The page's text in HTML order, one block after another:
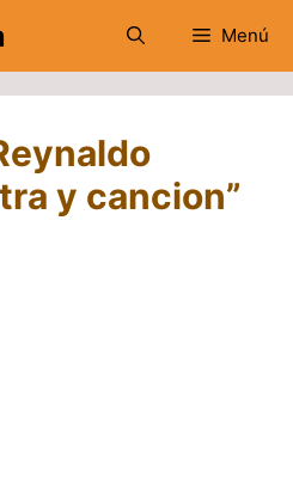
Menú
y cancion”